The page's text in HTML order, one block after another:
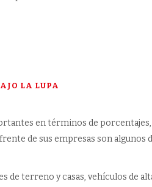
LA LUPA
en términos de
de sus empresas son algunos
terreno y casas, vehículos de